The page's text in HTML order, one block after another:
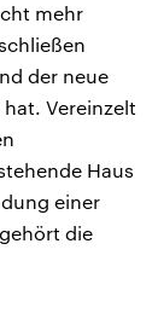
mehr
der neue
hat. Vereinzelt
Haus
einer
die